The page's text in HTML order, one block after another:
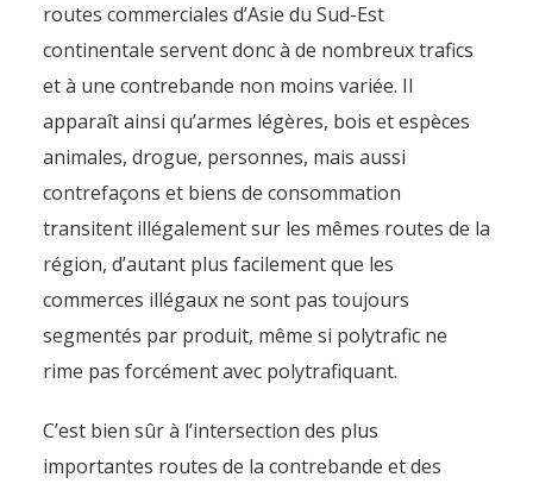
Des trafics en Asie du Sud-
Est continentale
routes commerciales d’Asie du Sud-Est
continentale servent donc à de nombreux trafics
et à une contrebande non moins variée. Il
apparaît ainsi qu’armes légères, bois et espèces
animales, drogue, personnes, mais aussi
contrefaçons et biens de consommation
transitent illégalement sur les mêmes routes de la
région, d’autant plus facilement que les
commerces illégaux ne sont pas toujours
segmentés par produit, même si polytrafic ne
rime pas forcément avec polytrafiquant.
C’est bien sûr à l’intersection des plus
importantes routes de la contrebande et des